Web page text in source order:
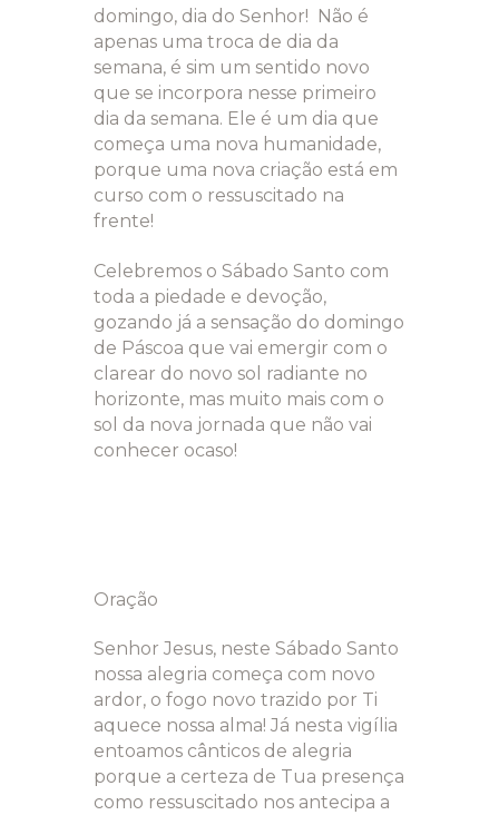
domingo, dia do Senhor! Não é
apenas uma troca de dia da
semana, é sim um sentido novo
que se incorpora nesse primeiro
dia da semana. Ele é um dia que
começa uma nova humanidade,
porque uma nova criação está em
curso com o ressuscitado na
frente!
Celebremos o Sábado Santo com
toda a piedade e devoção,
gozando já a sensação do domingo
de Páscoa que vai emergir com o
clarear do novo sol radiante no
horizonte, mas muito mais com o
sol da nova jornada que não vai
conhecer ocaso!
Oração
Senhor Jesus, neste Sábado Santo
nossa alegria começa com novo
ardor, o fogo novo trazido por Ti
aquece nossa alma! Já nesta vigília
entoamos cânticos de alegria
porque a certeza de Tua presença
como ressuscitado nos antecipa a